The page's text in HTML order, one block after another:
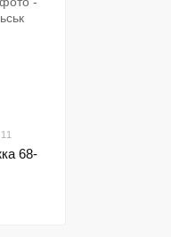
11
68-